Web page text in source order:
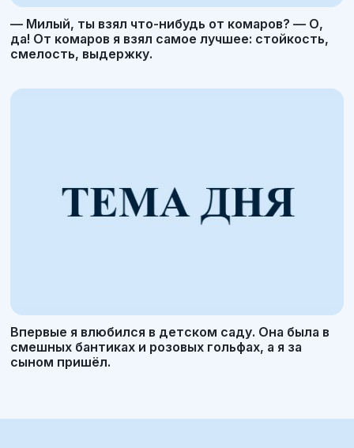
— Милый, ты взял что-нибудь от комаров? — О,
да! От комаров я взял самое лучшее: стойкость,
смелость, выдержку.
Впервые я влюбился в детском саду. Она была в
смешных бантиках и розовых гольфах, а я за
сыном пришёл.